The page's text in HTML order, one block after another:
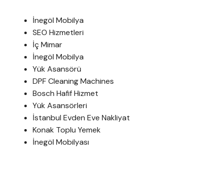
İnegöl Mobilya
SEO Hizmetleri
İç Mimar
İnegöl Mobilya
Yük Asansörü
DPF Cleaning Machines
Bosch Hafif Hizmet
Yük Asansörleri
İstanbul Evden Eve Nakliyat
Konak Toplu Yemek
İnegöl Mobilyası